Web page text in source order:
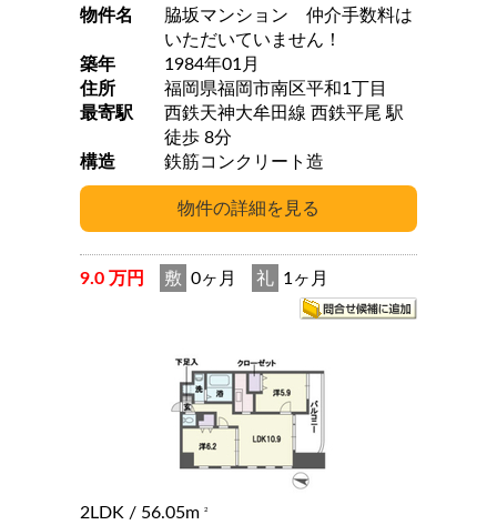
物件名
脇坂マンション 仲介手数料は
いただいていません！
築年
1984年01月
住所
福岡県福岡市南区平和1丁目
最寄駅
西鉄天神大牟田線 西鉄平尾 駅
徒歩 8分
構造
鉄筋コンクリート造
9.0 万円 敷 0ヶ月 礼 1ヶ月
2LDK / 56.05m 2